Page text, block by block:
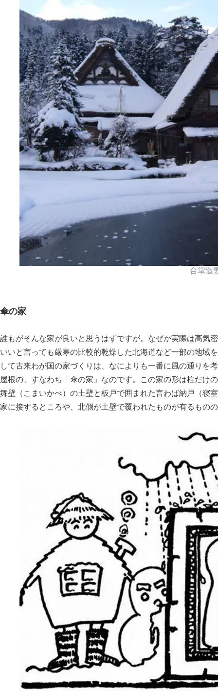
合掌造
傘の家
誰もがそんな家が良いと思うはずですが。なぜか実際は高気
いいと言っても厳寒の比較的乾燥した北海道など一部の地域
して古来わが国の家づくりは、なによりも一番に風の通りを
屋根の、すなわち
傘の家
なのです。この家の形は柱だけ
舞壁（こまいかべ）の土壁と板戸で囲まれた言わば納戸（寝
家に接するところや、北側が土壁で覆われたものが有るもの